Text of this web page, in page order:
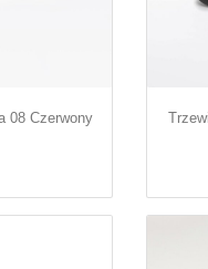
08 Czerwony